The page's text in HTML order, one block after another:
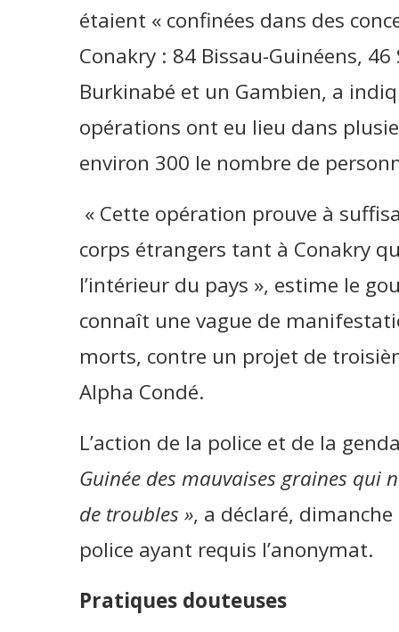
étaient « confinées dans des
Conakry : 84 Bissau-Guinéens,
Burkinabé et un Gambien, a
opérations ont eu lieu dans
environ 300 le nombre de
« Cette opération prouve à
corps étrangers tant à Conakry
l’intérieur du pays », estime le
connaît une vague de
morts, contre un projet de
Alpha Condé.
L’action de la police et de la
Guinée des mauvaises graines qui
de troubles », a déclaré, dimanche
police ayant requis l’anonymat.
Pratiques douteuses